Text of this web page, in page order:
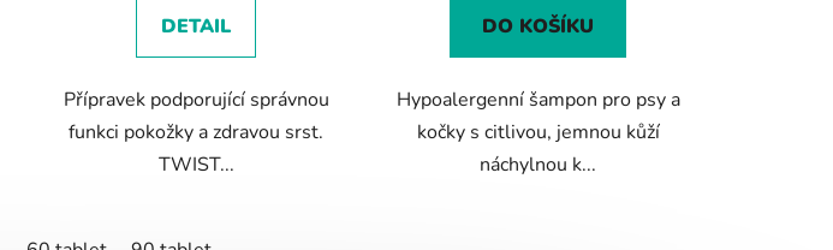
z
DETAIL
Přípravek podporující správnou
funkci pokožky a zdravou srst.
TWIST...
z
DO KOŠÍKU
Hypoalergenní šampon pro psy a
kočky s citlivou, jemnou kůží
náchylnou k...